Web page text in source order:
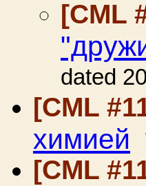
[CML
dated
[CML
химией
[CML